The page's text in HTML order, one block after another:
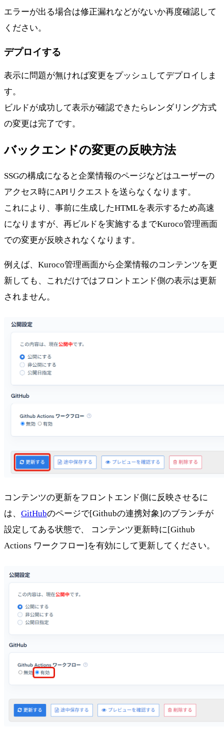
エラーが出る場合は修正漏れなどがないか再度確認して
ください。
デプロイする
表示に問題が無ければ変更をプッシュしてデプロイしま
す。
ビルドが成功して表示が確認できたらレンダリング方式
の変更は完了です。
バックエンドの変更の反映方法
SSGの構成になると企業情報のページなどはユーザーの
アクセス時にAPIリクエストを送らなくなります。
これにより、事前に生成したHTMLを表示するため高速
になりますが、再ビルドを実施するまでKuroco管理画面
での変更が反映されなくなります。
例えば、Kuroco管理画面から企業情報のコンテンツを更
新しても、これだけではフロントエンド側の表示は更新
されません。
コンテンツの更新をフロントエンド側に反映させるに
は、 GitHubのページで[Githubの連携対象]のブランチが
設定してある状態で、 コンテンツ更新時に[Github
Actions ワークフロー]を有効にして更新してください。